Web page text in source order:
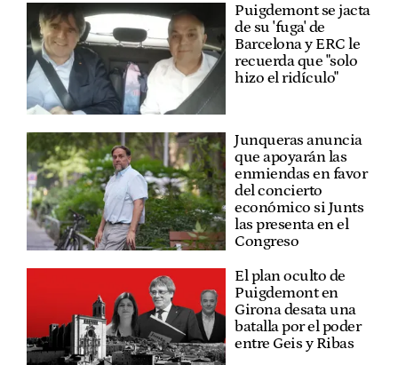
Puigdemont se jacta
de su 'fuga' de
Barcelona y ERC le
recuerda que "solo
hizo el ridículo"
Junqueras anuncia
que apoyarán las
enmiendas en favor
del concierto
económico si Junts
las presenta en el
Congreso
El plan oculto de
Puigdemont en
Girona desata una
batalla por el poder
entre Geis y Ribas